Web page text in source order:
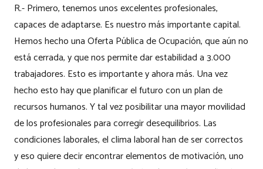
R.- Primero, tenemos unos excelentes profesionales,
capaces de adaptarse. Es nuestro más importante capital.
Hemos hecho una Oferta Pública de Ocupación, que aún no
está cerrada, y que nos permite dar estabilidad a 3.000
trabajadores. Esto es importante y ahora más. Una vez
hecho esto hay que planificar el futuro con un plan de
recursos humanos. Y tal vez posibilitar una mayor movilidad
de los profesionales para corregir desequilibrios. Las
condiciones laborales, el clima laboral han de ser correctos
y eso quiere decir encontrar elementos de motivación, uno